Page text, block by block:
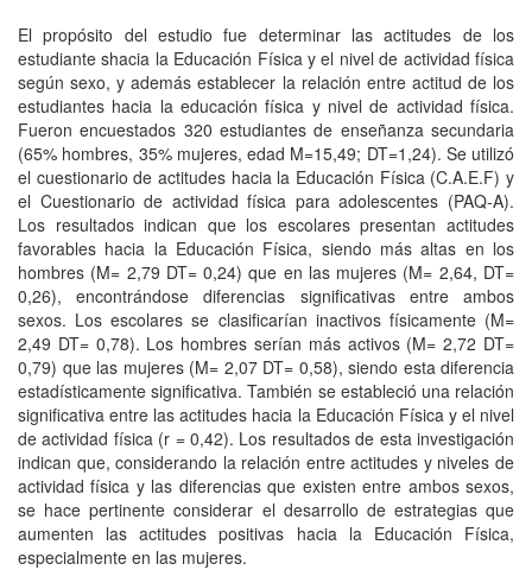
El propósito del estudio fue determinar las actitudes de los
estudiante shacia la Educación Física y el nivel de actividad física
según sexo, y además establecer la relación entre actitud de los
estudiantes hacia la educación física y nivel de actividad física.
Fueron encuestados 320 estudiantes de enseñanza secundaria
(65% hombres, 35% mujeres, edad M=15,49; DT=1,24). Se utilizó
el cuestionario de actitudes hacia la Educación Física (C.A.E.F) y
el Cuestionario de actividad física para adolescentes (PAQ-A).
Los resultados indican que los escolares presentan actitudes
favorables hacia la Educación Física, siendo más altas en los
hombres (M= 2,79 DT= 0,24) que en las mujeres (M= 2,64, DT=
0,26), encontrándose diferencias significativas entre ambos
sexos. Los escolares se clasificarían inactivos físicamente (M=
2,49 DT= 0,78). Los hombres serían más activos (M= 2,72 DT=
0,79) que las mujeres (M= 2,07 DT= 0,58), siendo esta diferencia
estadísticamente significativa. También se estableció una relación
significativa entre las actitudes hacia la Educación Física y el nivel
de actividad física (r = 0,42). Los resultados de esta investigación
indican que, considerando la relación entre actitudes y niveles de
actividad física y las diferencias que existen entre ambos sexos,
se hace pertinente considerar el desarrollo de estrategias que
aumenten las actitudes positivas hacia la Educación Física,
especialmente en las mujeres.